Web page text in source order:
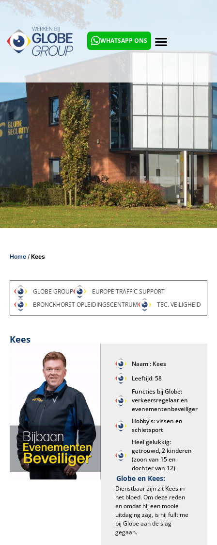
WHATSAPP ONS
Home / Kees
GLOBE GROUP
EUROPE TRAFFIC SUPPORT
BRONCKHORST OPLEIDINGSCENTRUM
TEC. VEILIGHEID
Kees
Naam : Kees
Leeftijd: 58
Functies bij Globe:
verkeersregelaar en
evenementenbeveiliger
Hobby's: vissen en
schietsport
Heel gelukkig:
getrouwd, 2 kinderen
(zoon van 15 en
dochter van 12)
Globe en Kees:
Dienstbaar zijn zit Kees in
het bloed. Om deze reden
en omdat hij een mooie
uitdaging zag, is hij fulltime
bij Globe aan de slag
gegaan.